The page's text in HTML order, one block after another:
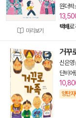
미리보기
원더박
택배로
거꾸
신은영
단비어
양탄